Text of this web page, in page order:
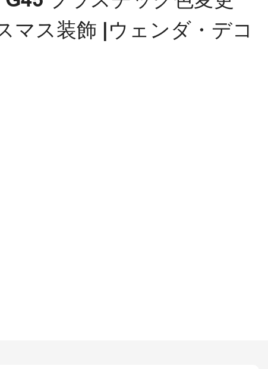
マス装飾 |ウェンダ・デコ